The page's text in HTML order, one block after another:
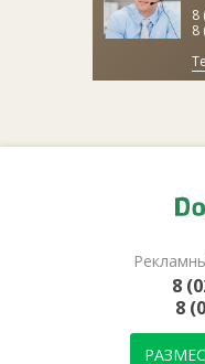
8
8
8
8